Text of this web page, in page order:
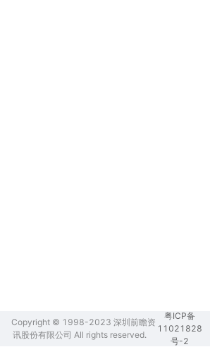
Copyright © 1998-2023 深圳前瞻资
讯股份有限公司 All rights reserved.
粤ICP备
11021828
号-2